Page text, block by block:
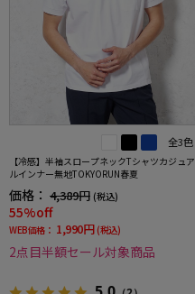
全3色
【冷感】半袖スロープネックTシャツカジュア
ルインナー無地TOKYORUN春夏
価格： 4,389円 (税込)
55%off
WEB価格： 1,990円 (税込)
2点目半額セール対象商品